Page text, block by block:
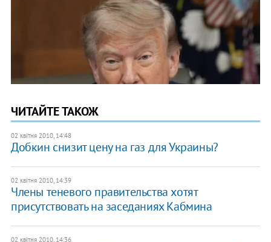
ЧИТАЙТЕ ТАКОЖ
02 квітня 2010, 14:48
Добкин снизит цену на газ для Украины?
02 квітня 2010, 14:39
Члены теневого правительства хотят
присутствовать на заседаниях Кабмина
02 квітня 2010, 14:36